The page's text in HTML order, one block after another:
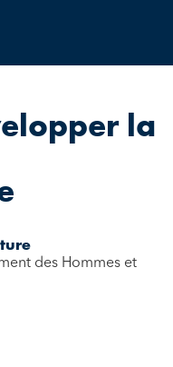
la
des Hommes et